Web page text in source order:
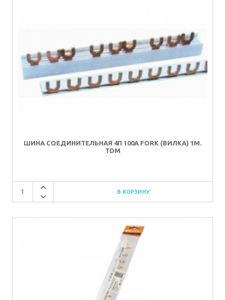
ШИНА СОЕДИНИТЕЛЬНАЯ 4П 100A FORK (ВИЛКА) 1М.
TDM